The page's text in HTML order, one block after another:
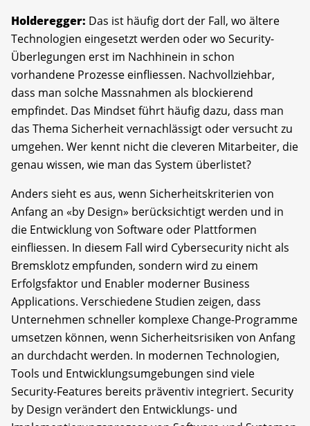
Holderegger: Das ist häufig dort der Fall, wo ältere
Technologien eingesetzt werden oder wo Security-
Überlegungen erst im Nachhinein in schon
vorhandene Prozesse einfliessen. Nachvollziehbar,
dass man solche Massnahmen als blockierend
empfindet. Das Mindset führt häufig dazu, dass man
das Thema Sicherheit vernachlässigt oder versucht zu
umgehen. Wer kennt nicht die cleveren Mitarbeiter, die
genau wissen, wie man das System überlistet?
Anders sieht es aus, wenn Sicherheitskriterien von
Anfang an «by Design» berücksichtigt werden und in
die Entwicklung von Software oder Plattformen
einfliessen. In diesem Fall wird Cybersecurity nicht als
Bremsklotz empfunden, sondern wird zu einem
Erfolgsfaktor und Enabler moderner Business
Applications. Verschiedene Studien zeigen, dass
Unternehmen schneller komplexe Change-Programme
umsetzen können, wenn Sicherheitsrisiken von Anfang
an durchdacht werden. In modernen Technologien,
Tools und Entwicklungsumgebungen sind viele
Security-Features bereits präventiv integriert. Security
by Design verändert den Entwicklungs- und